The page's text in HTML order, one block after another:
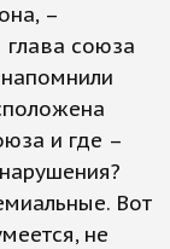
–
глава союза
и где –
Вот
не